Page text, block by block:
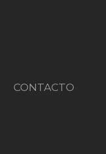
CONTACTO